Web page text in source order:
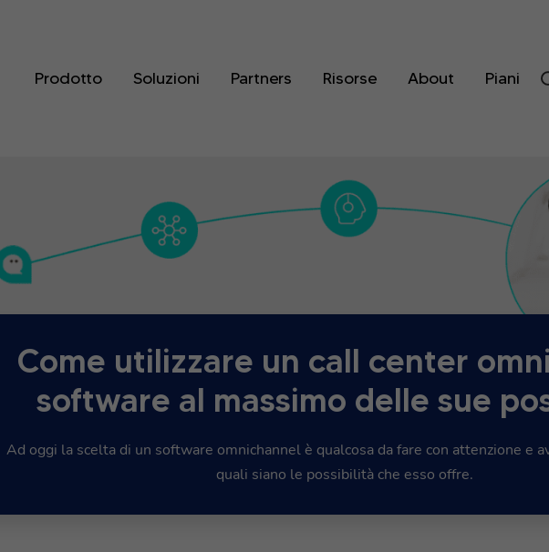
Prodotto Soluzioni Partners Risorse About Piani
Come utilizzare un call center
software al massimo delle sue
Ad oggi la scelta di un software omnichannel è qualcosa da fare con attenzione e
quali siano le possibilità che esso offre.